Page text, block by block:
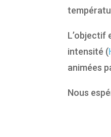
L’objectif
intensité (
animées
Nous